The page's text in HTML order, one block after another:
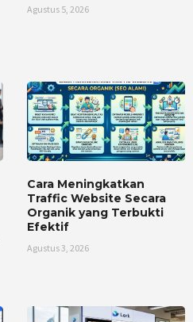
Agustus 5, 2026
Cara Meningkatkan
Traffic Website Secara
Organik yang Terbukti
Efektif
Agustus 3, 2026